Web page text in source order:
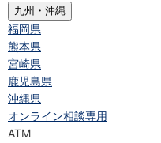
九州・沖縄
福岡県
熊本県
宮崎県
鹿児島県
沖縄県
オンライン相談専用
ATM